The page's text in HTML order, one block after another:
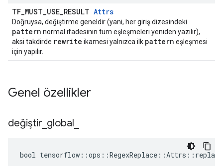
TF_MUST_USE_RESULT Attrs
Doğruysa, değiştirme geneldir (yani, her giriş dizesindeki
pattern normal ifadesinin tüm eşleşmeleri yeniden yazılır),
aksi takdirde rewrite ikamesi yalnızca ilk pattern eşleşmesi
için yapılır.
Genel özellikler
değiştir global
bool